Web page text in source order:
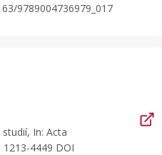
9789004736979_017
In: Acta
1213-4449 DOI